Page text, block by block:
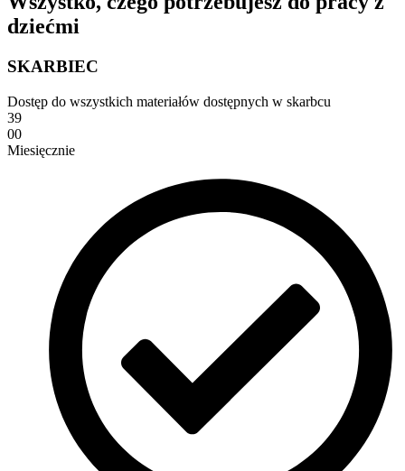
dziećmi
SKARBIEC
Dostęp do wszystkich materiałów dostępnych w skarbcu
39
00
Miesięcznie